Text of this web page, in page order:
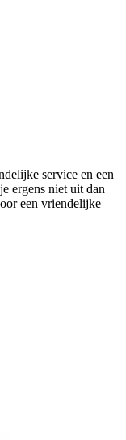
service en een
ergens niet uit dan
een vriendelijke